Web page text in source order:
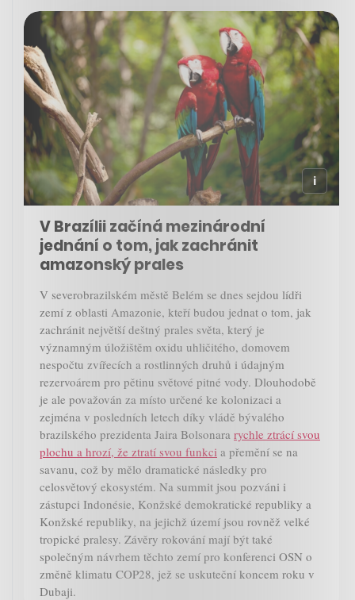
V Brazílii začíná mezinárodní
jednání o tom, jak zachránit
amazonský prales
V severobrazilském městě Belém se dnes sejdou lídři
zemí z oblasti Amazonie, kteří budou jednat o tom, jak
zachránit největší deštný prales světa, který je
významným úložištěm oxidu uhličitého, domovem
nespočtu zvířecích a rostlinných druhů i údajným
rezervoárem pro pětinu světové pitné vody. Dlouhodobě
je ale považován za místo určené ke kolonizaci a
zejména v posledních letech díky vládě bývalého
brazilského prezidenta Jaira Bolsonara rychle ztrácí svou
plochu a hrozí, že ztratí svou funkci a přemění se na
savanu, což by mělo dramatické následky pro
celosvětový ekosystém. Na summit jsou pozváni i
zástupci Indonésie, Konžské demokratické republiky a
Konžské republiky, na jejichž území jsou rovněž velké
tropické pralesy. Závěry rokování mají být také
společným návrhem těchto zemí pro konferenci OSN o
změně klimatu COP28, jež se uskuteční koncem roku v
Dubaji.